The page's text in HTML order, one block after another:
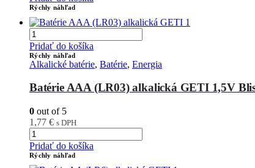
Rýchly náhľad
Pridať do košíka
Rýchly náhľad
Alkalické batérie, Batérie, Energia
Batérie AAA (LR03) alkalická GETI 1,5V
0 out of 5
1,77 € s DPH
Pridať do košíka
Rýchly náhľad